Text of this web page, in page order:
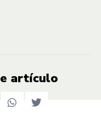
artículo